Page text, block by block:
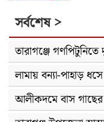
সর্বশেষ >
তারাগঞ্জে
লামায় বন্যা-পাহাড়
আলীকদমে বাস গাছের